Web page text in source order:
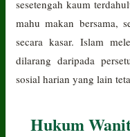
sesetengah kaum
mahu makan bersama,
secara kasar. Islam
dilarang daripada
sosial harian yang lain
Hukum